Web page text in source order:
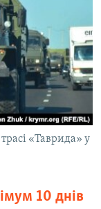
«Таврида» у
10 днів